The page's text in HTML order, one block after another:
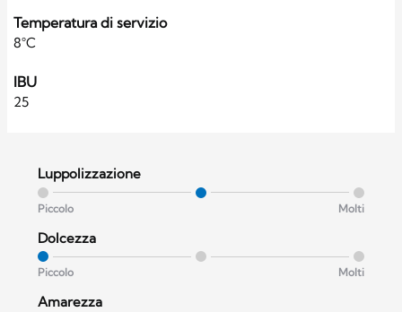
Temperatura di servizio
8°C
IBU
25
Luppolizzazione
Piccolo Molti
Dolcezza
Piccolo Molti
Amarezza